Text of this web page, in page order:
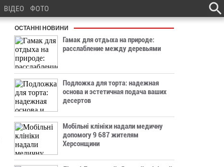
ВІДЕО ФОТО
ОСТАННІ НОВИНИ
Гамак для отдыха на природе:
расслабление между деревьями
Подложка для торта: надежная
основа и эстетичная подача ваших
десертов
Мобільні клініки надали медичну
допомогу 9 687 жителям
Херсонщини